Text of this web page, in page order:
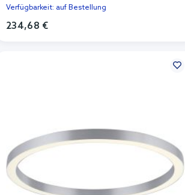
Verfügbarkeit: auf Bestellung
234,68 €